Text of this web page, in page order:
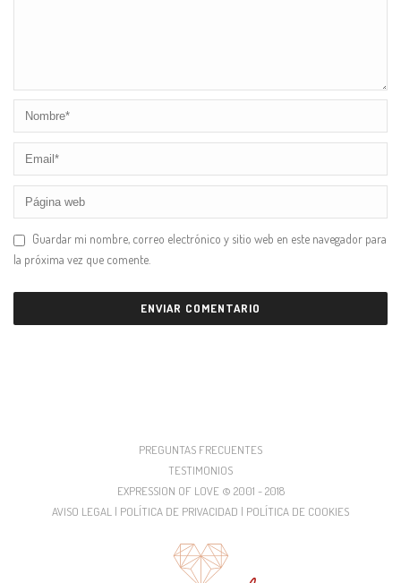
Guardar mi nombre, correo electrónico y sitio web en este navegador para
la próxima vez que comente.
PREGUNTAS FRECUENTES
TESTIMONIOS
EXPRESSION OF LOVE © 2001 - 2018
AVISO LEGAL | POLÍTICA DE PRIVACIDAD | POLÍTICA DE COOKIES